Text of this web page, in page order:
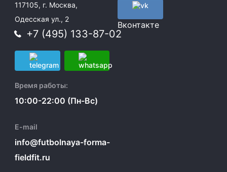
117105, г. Москва,
Одесская ул., 2
+7 (495) 133-87-02
Время работы:
10:00-22:00 (Пн-Вс)
E-mail
info@futbolnaya-forma-
fieldfit.ru
Вконтакте